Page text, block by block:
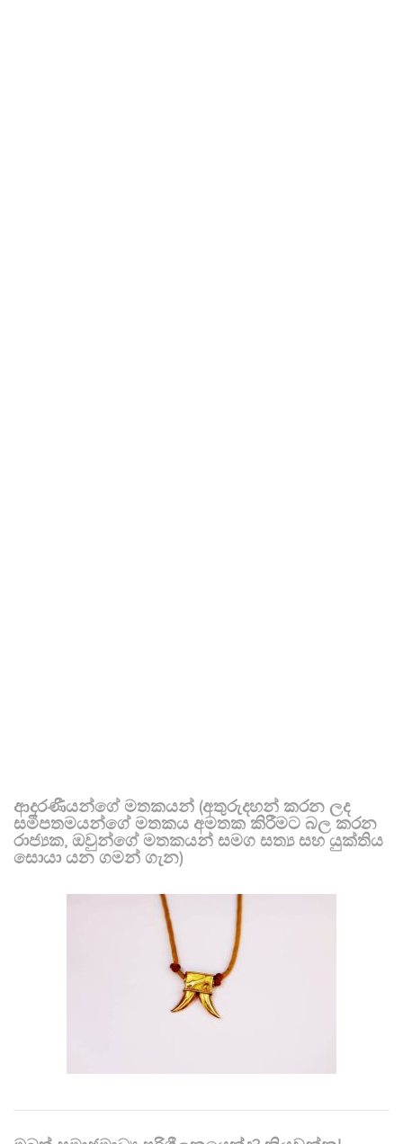
ආදරණීයන්ගේ මතකයන් (අතුරුදහන් කරන ලද
සමීපතමයන්ගේ මතකය අමතක කිරීමට බල කරන
රාජ්‍යක, ඔවුන්ගේ මතකයන් සමග සත්‍ය සහ යුක්තිය
සොයා යන ගමන් ගැන)